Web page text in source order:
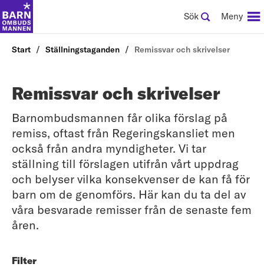
Sök Meny
Start Ställningstaganden Remissvar och skrivelser
Remissvar och skrivelser
Barnombudsmannen får olika förslag på
remiss, oftast från Regeringskansliet men
också från andra myndigheter. Vi tar
ställning till förslagen utifrån vårt uppdrag
och belyser vilka konsekvenser de kan få för
barn om de genomförs. Här kan du ta del av
våra besvarade remisser från de senaste fem
åren.
Filter